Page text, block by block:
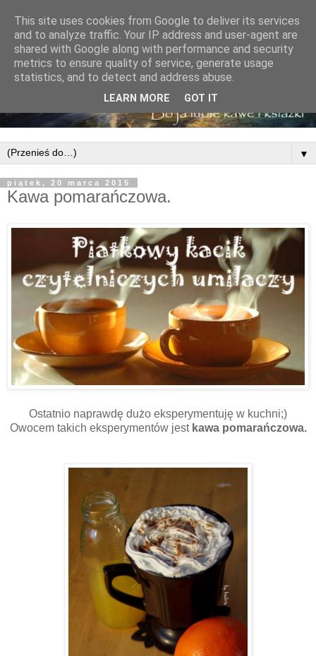
▼
piątek, 20 marca 2015
Kawa pomarańczowa.
Ostatnio naprawdę dużo eksperymentuję w kuchni;)
Owocem takich eksperymentów jestkawa pomarańczowa.
This site uses cookies from Google to deliver its services
and to analyze traffic. Your IP address and user-agent are
shared with Google along with performance and security
metrics to ensure quality of service, generate usage
statistics, and to detect and address abuse.
LEARN MORE GOT IT